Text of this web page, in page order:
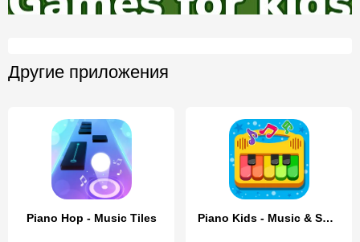
Другие приложения
Piano Hop - Music Tiles Piano Kids - Music & Songs